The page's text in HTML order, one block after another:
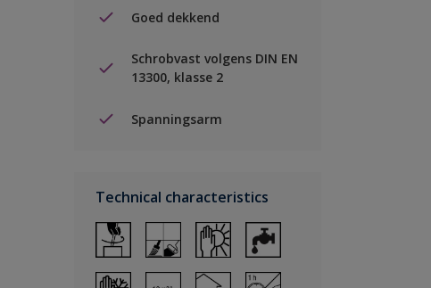
Goed dekkend
Schrobvast volgens DIN EN
13300, klasse 2
Spanningsarm
Technical characteristics